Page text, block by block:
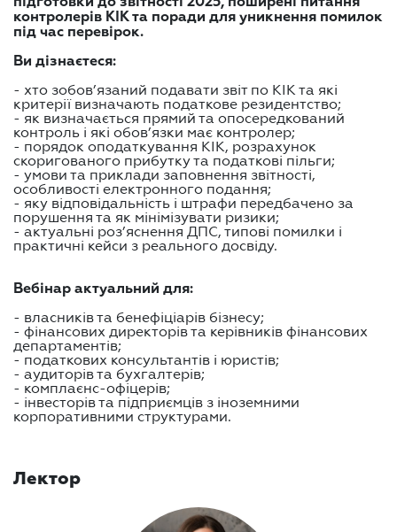
контролерів КІК та поради для уникнення помилок
під час перевірок.
Ви дізнаєтеся:
- хто зобов’язаний подавати звіт по КІК та які
критерії визначають податкове резидентство;
- як визначається прямий та опосередкований
контроль і які обов’язки має контролер;
- порядок оподаткування КІК, розрахунок
скоригованого прибутку та податкові пільги;
- умови та приклади заповнення звітності,
особливості електронного подання;
- яку відповідальність і штрафи передбачено за
порушення та як мінімізувати ризики;
- актуальні роз’яснення ДПС, типові помилки і
практичні кейси з реального досвіду.
Вебінар актуальний для:
- власників та бенефіціарів бізнесу;
- фінансових директорів та керівників фінансових
департаментів;
- податкових консультантів і юристів;
- аудиторів та бухгалтерів;
- комплаєнс-офіцерів;
- інвесторів та підприємців з іноземними
корпоративними структурами.
Лектор